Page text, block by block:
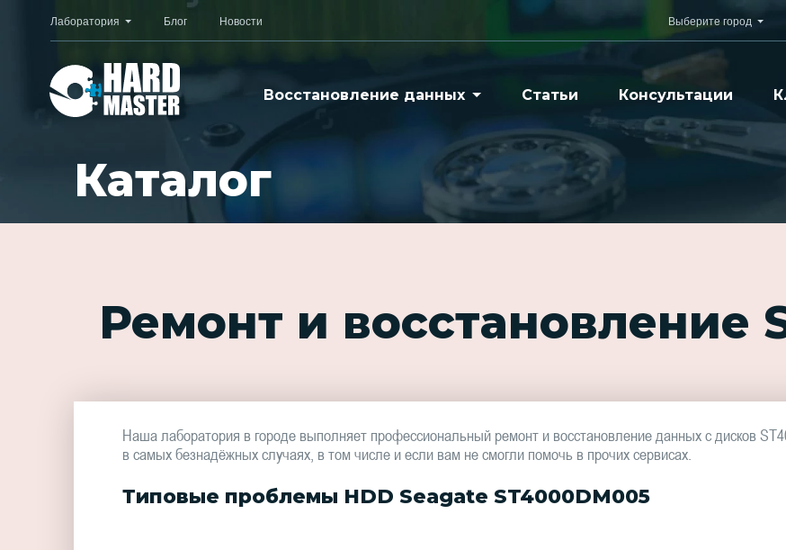
Восстановление данных Статьи Консультации
Лаборатория Блог Новости Выберите город
Каталог
Ремонт и восстановление
Наша лаборатория в городе выполняет профессиональный ремонт и восстановление данных с дисков
в самых безнадёжных случаях, в том числе и если вам не смогли помочь в прочих сервисах.
Типовые проблемы HDD Seagate ST4000DM005